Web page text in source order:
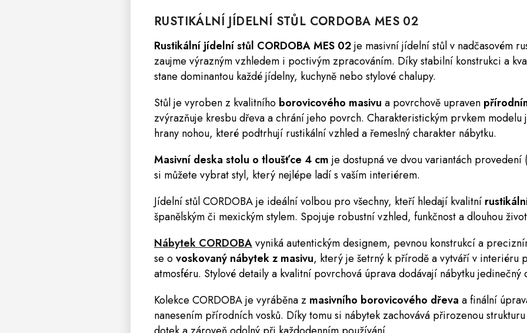
RUSTIKÁLNÍ JÍDELNÍ STŮL CORDOBA MES 02
Rustikální jídelní stůl CORDOBA MES 02je masivní jídelní stůl v nadčasovém
zaujme výrazným vzhledem i poctivým zpracováním. Díky stabilní konstrukci a
stane dominantou každé jídelny, kuchyně nebo stylové chalupy.
Stůl je vyroben z kvalitního borovicového masivu a povrchově upraven
zvýrazňuje kresbu dřeva a chrání jeho povrch. Charakteristickým prvkem modelu
hrany nohou, které podtrhují rustikální vzhled a řemeslný charakter nábytku.
Masivní deska stolu o tloušťce 4 cm je dostupná ve dvou variantách provedení
si můžete vybrat styl, který nejlépe ladí s vaším interiérem.
Jídelní stůl CORDOBA je ideální volbou pro všechny, kteří hledají kvalitní
španělským či mexickým stylem. Spojuje robustní vzhled, funkčnost a dlouhou
Nábytek CORDOBAvyniká autentickým designem, pevnou konstrukcí a
se ovoskovaný nábytek z masivu, který je šetrný k přírodě a vytváří v interiéru
atmosféru. Stylové detaily a kvalitní povrchová úprava dodávají nábytku jedinečný
Kolekce CORDOBA je vyráběna z masivního borovicového dřeva a finální
nanesením přírodních vosků. Díky tomu si nábytek zachovává přirozenou